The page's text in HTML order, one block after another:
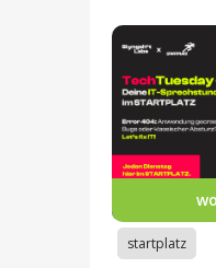
startplatz